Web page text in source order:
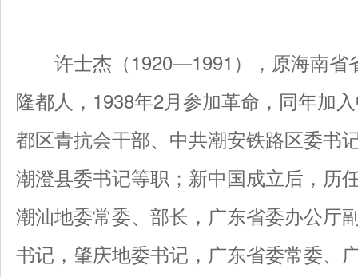
许士杰（1920—1991），原海南省
隆都人，1938年2月参加革命，同年加
都区青抗会干部、中共潮安铁路区委书
潮澄县委书记等职；新中国成立后，历
潮汕地委常委、部长，广东省委办公厅
书记，肇庆地委书记，广东省委常委、